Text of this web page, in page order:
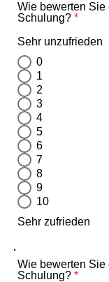
Wie bewerten Sie
Schulung? *
0
1
2
3
4
5
6
7
8
9
10
Sehr unzufrieden
Sehr zufrieden
Wie bewerten Sie
Schulung? *